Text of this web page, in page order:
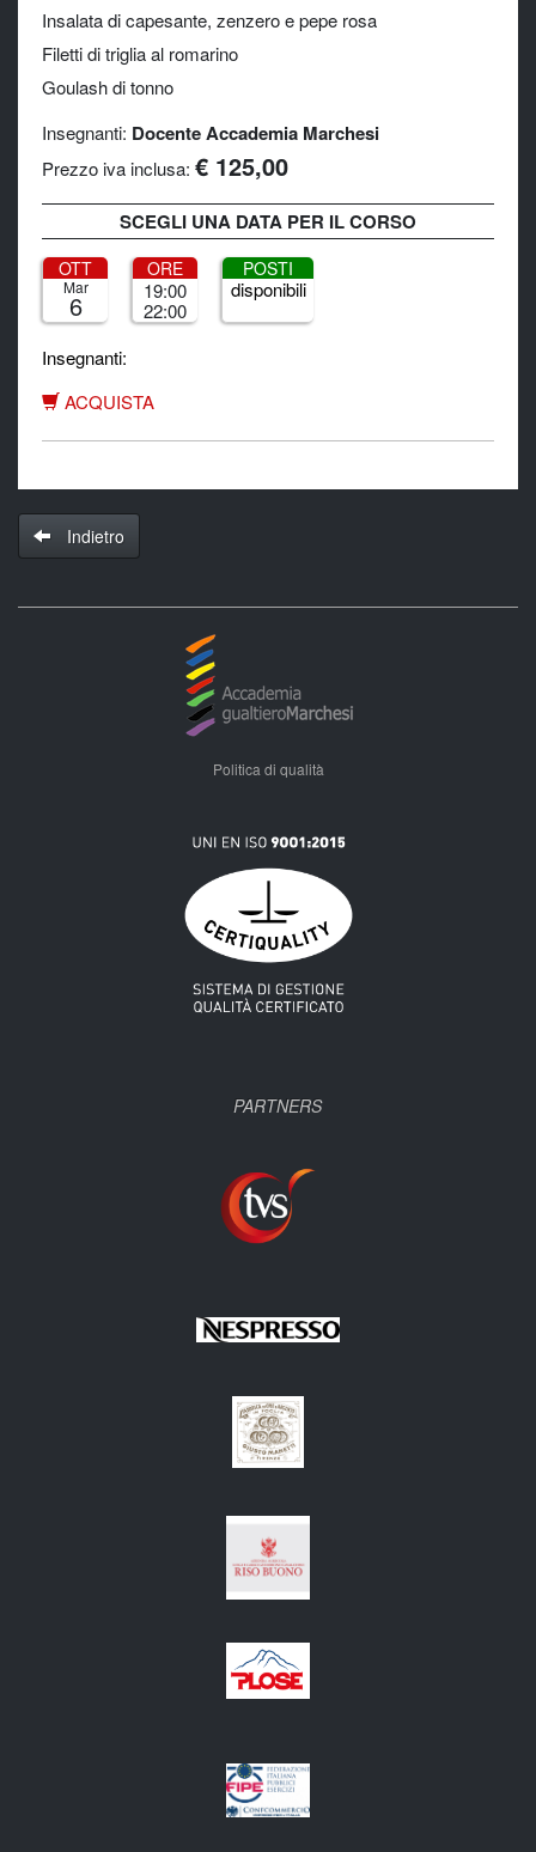
Insalata di capesante, zenzero e pepe rosa
Filetti di triglia al romarino
Goulash di tonno
Insegnanti: Docente Accademia Marchesi
Prezzo iva inclusa: € 125,00
SCEGLI UNA DATA PER IL CORSO
OTT
Mar
6
ORE
19:00
22:00
POSTI
disponibili
Insegnanti:
ACQUISTA
Indietro
Politica di qualità
PARTNERS